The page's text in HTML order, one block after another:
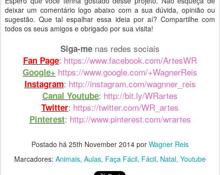
deixar um comentário logo abaixo com a sua dúvida, opinião ou
sugestão. Que tal espalhar essa ideia por aí? Compartilhe com
todos os seus amigos e obrigado por sua visita!
Siga-me nas redes sociais
Fan Page: https://www.facebook.com/ArtesWR
Google+ https://www.google.com/+WagnerReis
Instagram: http://instagram.com/wagnner_reis
Canal Youtube: http://bit.ly/WRartes
Twitter: https://twitter.com/WR_artes
Pinterest: http://www.pinterest.com/wrartes
Postado há 25th November 2014 por Wagner Reis
Marcadores: Animais Aulas Faça Fácil Fácil Natal Youtube